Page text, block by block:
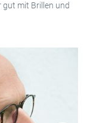
gut mit Brillen und